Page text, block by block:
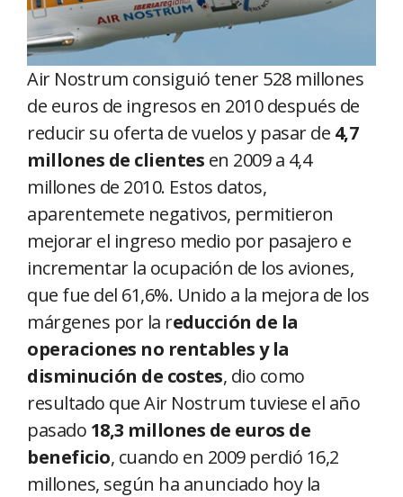
Air Nostrum consiguió tener 528 millones
de euros de ingresos en 2010 después de
reducir su oferta de vuelos y pasar de 4,7
millones de clientes en 2009 a 4,4
millones de 2010. Estos datos,
aparentemete negativos, permitieron
mejorar el ingreso medio por pasajero e
incrementar la ocupación de los aviones,
que fue del 61,6%. Unido a la mejora de los
márgenes por la reducción de la
operaciones no rentables y la
disminución de costes, dio como
resultado que Air Nostrum tuviese el año
pasado 18,3 millones de euros de
beneficio, cuando en 2009 perdió 16,2
millones, según ha anunciado hoy la